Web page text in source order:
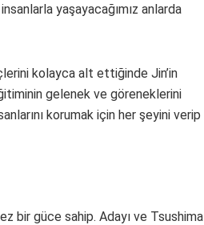
yaşayacağımız anlarda
kolayca alt ettiğinde Jin’in
gelenek ve göreneklerini
korumak için her şeyini verip
bir güce sahip. Adayı ve Tsushima